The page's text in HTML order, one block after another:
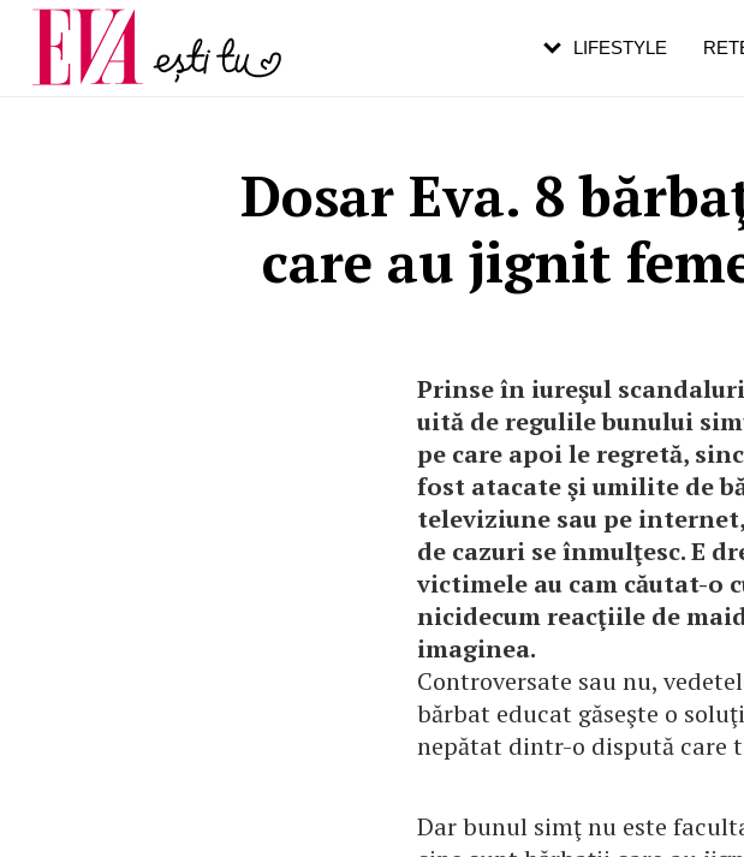
Dosar Eva. 8
care au jignit
Prinse în iureşul
uită de regulile bunului
pe care apoi le regretă,
fost atacate şi umilite de
televiziune sau pe
de cazuri se înmulţesc. E
victimele au cam căutat-o
nicidecum reacţiile de
imaginea.
Controversate sau nu,
bărbat educat găseşte o
nepătat dintr-o dispută care
Dar bunul simţ nu este
LIFESTYLE
Carieră
Actualitate